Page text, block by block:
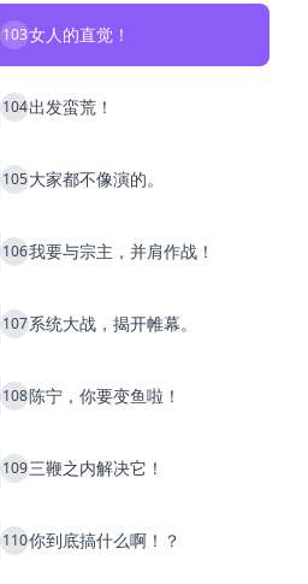
103女人的直觉！
104出发蛮荒！
105大家都不像演的。
106我要与宗主，并肩作战！
107系统大战，揭开帷幕。
108陈宁，你要变鱼啦！
109三鞭之内解决它！
110你到底搞什么啊！？